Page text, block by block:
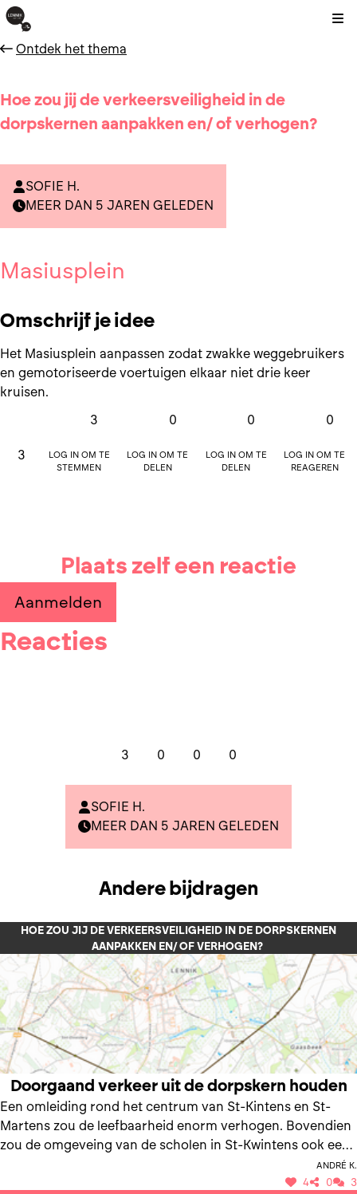
Ontdek het thema
Hoe zou jij de verkeersveiligheid in de
dorpskernen aanpakken en/ of verhogen?
SOFIE H.
MEER DAN 5 JAREN GELEDEN
Masiusplein
Omschrijf je idee
Het Masiusplein aanpassen zodat zwakke weggebruikers
en gemotoriseerde voertuigen elkaar niet drie keer
kruisen.
3
3
Log in om te
stemmen
0
Log in om te
delen
0
Log in om te
delen
0
Log in om te
reageren
Plaats zelf een reactie
Aanmelden
Reacties
3 0 0 0
SOFIE H.
MEER DAN 5 JAREN GELEDEN
Andere bijdragen
HOE ZOU JIJ DE VERKEERSVEILIGHEID IN DE DORPSKERNEN
AANPAKKEN EN/ OF VERHOGEN?
Doorgaand verkeer uit de dorpskern houden
Een omleiding rond het centrum van St-Kintens en St-
Martens zou de leefbaarheid enorm verhogen. Bovendien
zou de omgeveing van de scholen in St-Kwintens ook een
aan deze ringweg geen nieuwe verkaveingen komen. Deze
André K.
4 0 3